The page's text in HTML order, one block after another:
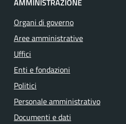
AMMINISTRAZIONE
Organi di governo
Aree amministrative
Uffici
Enti e fondazioni
Politici
Personale amministrativo
Documenti e dati